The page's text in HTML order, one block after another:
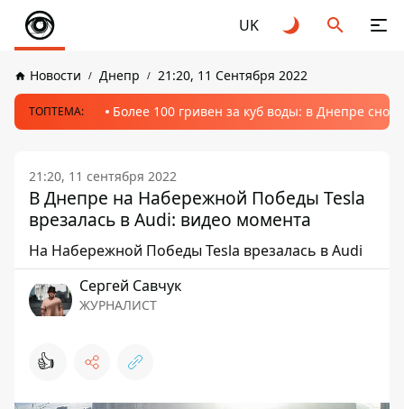
UK
Новости Днепр 21:20, 11 Сентября 2022
ТОПТЕМА: Более 100 гривен за куб воды: в Днепре
21:20, 11 сентября 2022
В Днепре на Набережной Победы Tesla
врезалась в Audi: видео момента
На Набережной Победы Tesla врезалась в Audi
Сергей Савчук
ЖУРНАЛИСТ
👍